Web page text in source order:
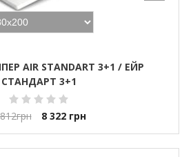
AIR STANDART 3+1 / ЕЙР
СТАНДАРТ 3+1
грн 8 322 грн